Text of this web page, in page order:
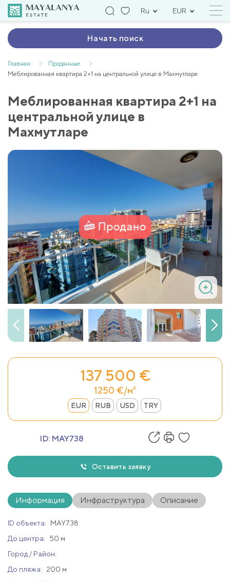
Ru EUR
Начать поиск
Главная
Проданные
Меблированная квартира 2+1 на центральной улице в Махмутларе
Меблированная квартира 2+1 на
центральной улице в
Махмутларе
Продано
137 500 €
1250 €/м²
EUR RUB USD TRY
ID: MAY738
Оставить заявку
Информация Инфраструктура Описание
ID объекта:
MAY738
До центра:
50 м
Город / Район:
До пляжа:
200 м